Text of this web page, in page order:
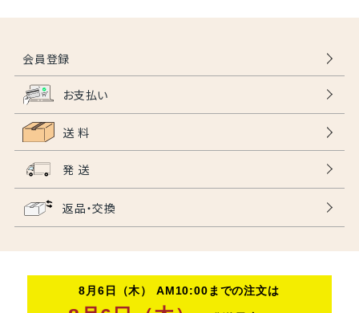
会員登録
お支払い
送 料
発 送
返品・交換